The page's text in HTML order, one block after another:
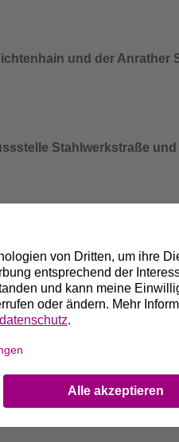
und der Anrather
Stahlwerkstraße
auf dem Gebiet der Stadt
der Umspannanlage St.
bitte an: